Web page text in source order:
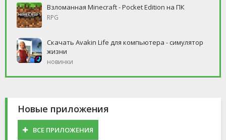
Взломанная Minecraft - Pocket Edition на ПК
RPG
Скачать Avakin Life для компьютера - симулятор
жизни
новинки
Новые приложения
ВСЕ ПРИЛОЖЕНИЯ